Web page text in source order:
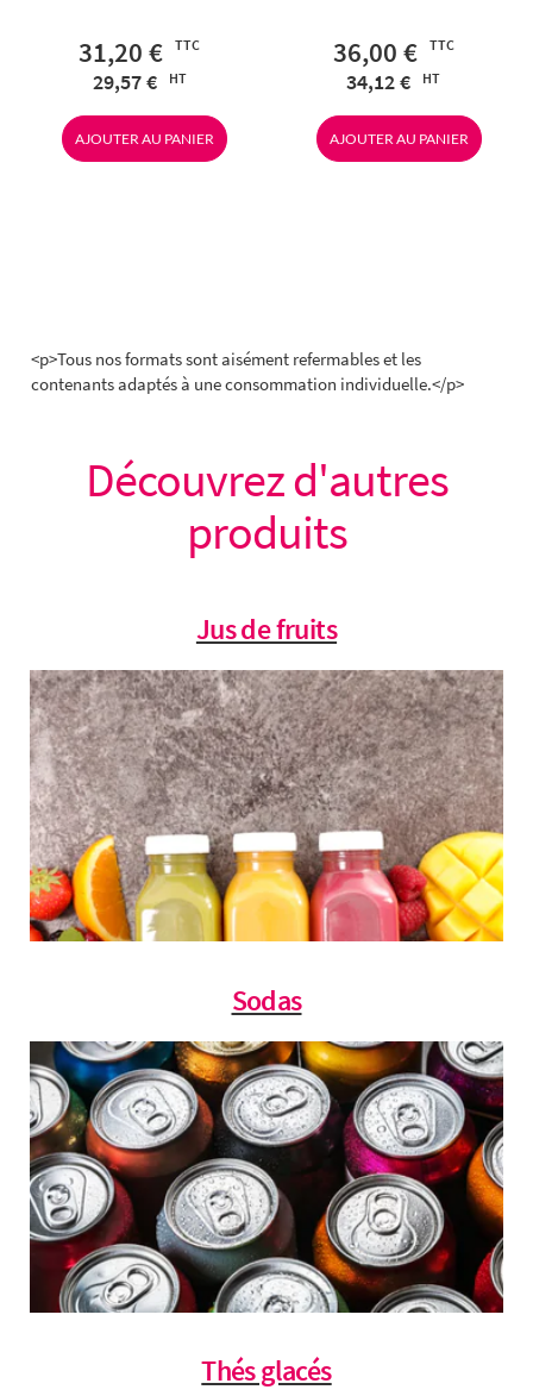
<p>Tous nos formats sont aisément refermables et les
contenants adaptés à une consommation individuelle.</p>
31,20 €
29,57 €
AJOUTER AU PANIER
36,00 €
34,12 €
AJOUTER AU PANIER
Découvrez d'autres
produits
Jus de fruits
Sodas
Thés glacés